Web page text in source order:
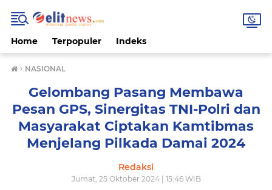
Home Terpopuler Indeks
› NASIONAL
Gelombang Pasang Membawa
Pesan GPS, Sinergitas TNI-Polri dan
Masyarakat Ciptakan Kamtibmas
Menjelang Pilkada Damai 2024
Redaksi
Jumat, 25 Oktober 2024 | 15:46 WIB